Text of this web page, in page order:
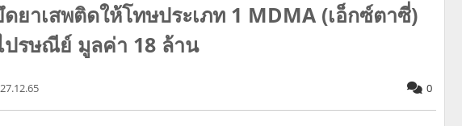
ยาเสพติดให้โทษประเภท 1 MDMA (เอ็กซ์ตาซี่)
ปรษณีย์ มูลค่า 18 ล้าน
27.12.65 0